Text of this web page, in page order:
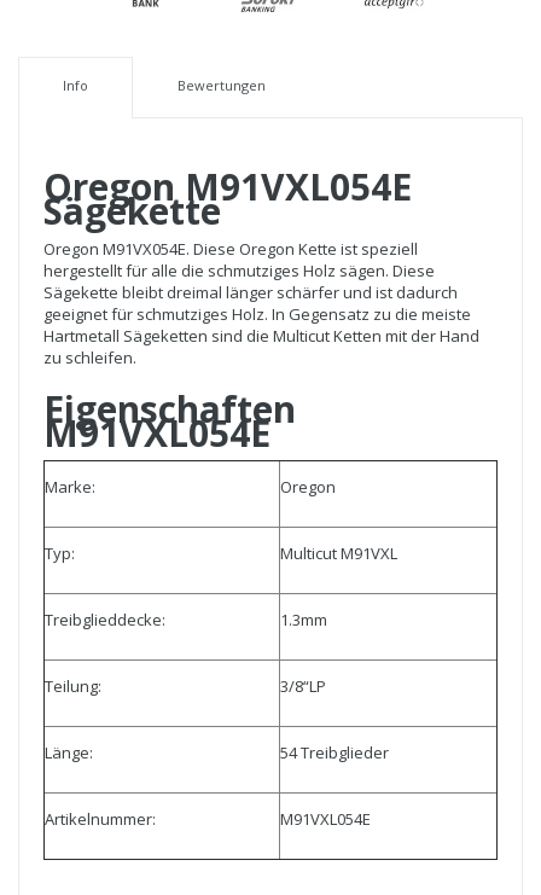
Info Bewertungen
Oregon M91VXL054E
Sägekette
Oregon M91VX054E. Diese Oregon Kette ist speziell
hergestellt für alle die schmutziges Holz sägen. Diese
Sägekette bleibt dreimal länger schärfer und ist dadurch
geeignet für schmutziges Holz. In Gegensatz zu die meiste
Hartmetall Sägeketten sind die Multicut Ketten mit der Hand
zu schleifen.
Eigenschaften
M91VXL054E
Marke: Oregon
Typ: Multicut M91VXL
Treibglieddecke: 1.3mm
Teilung: 3/8“LP
Länge: 54 Treibglieder
Artikelnummer: M91VXL054E